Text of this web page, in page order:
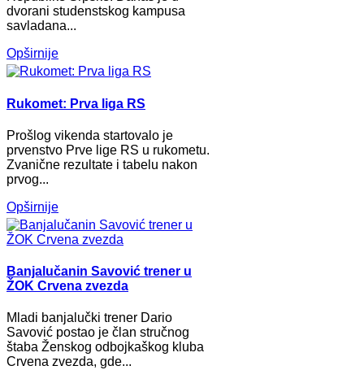
dvorani studenstskog kampusa
savladana...
Opširnije
Rukomet: Prva liga RS
Prošlog vikenda startovalo je
prvenstvo Prve lige RS u rukometu.
Zvanične rezultate i tabelu nakon
prvog...
Opširnije
Banjalučanin Savović trener u
ŽOK Crvena zvezda
Mladi banjalučki trener Dario
Savović postao je član stručnog
štaba Ženskog odbojkaškog kluba
Crvena zvezda, gde...